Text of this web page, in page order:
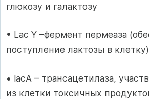
глюкозу и галактозу
• Lac Y –фермент пермеаза
поступление лактозы в клетку)
• lacA – трансацетилаза,
из клетки токсичных